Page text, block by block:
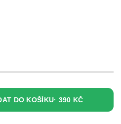
DO KOŠÍKU· 390 KČ